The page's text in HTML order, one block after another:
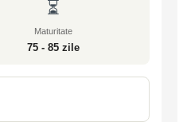
⏳
Maturitate
75 - 85 zile